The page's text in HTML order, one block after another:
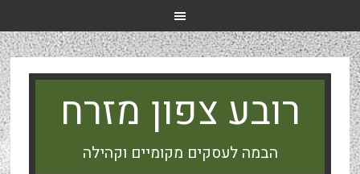
רובע צפון מזרח
הבמה לעסקים מקומיים וקהילה